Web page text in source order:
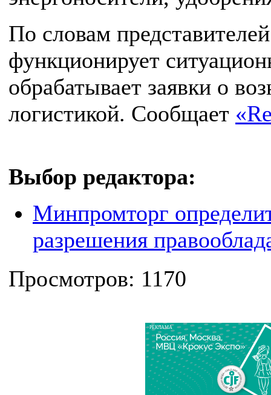
По словам
функционирует
обрабатывает заявки о
логистикой. Сообщает
Выбор редактора:
Минпромторг
разрешения
Просмотров: 1170
РЕКЛАМА